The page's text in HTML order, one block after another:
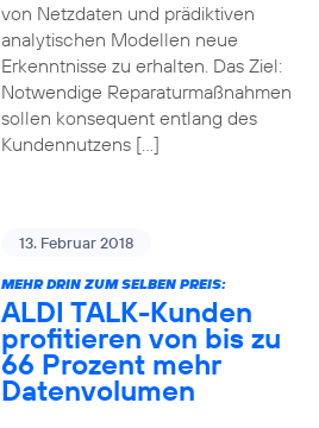
von Netzdaten und prädiktiven
analytischen Modellen neue
Erkenntnisse zu erhalten. Das Ziel:
Notwendige Reparaturmaßnahmen
sollen konsequent entlang des
Kundennutzens […]
13. Februar 2018
MEHR DRIN ZUM SELBEN PREIS:
ALDI TALK-Kunden
profitieren von bis zu
66 Prozent mehr
Datenvolumen